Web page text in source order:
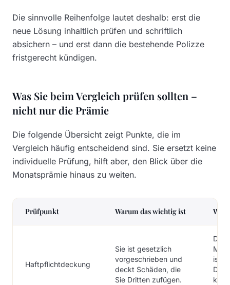
Die sinnvolle Reihenfolge lautet deshalb: erst die
neue Lösung inhaltlich prüfen und schriftlich
absichern – und erst dann die bestehende Polizze
fristgerecht kündigen.
Was Sie beim Vergleich prüfen sollten –
nicht nur die Prämie
Die folgende Übersicht zeigt Punkte, die im
Vergleich häufig entscheidend sind. Sie ersetzt keine
individuelle Prüfung, hilft aber, den Blick über die
Monatsprämie hinaus zu weiten.
Prüfpunkt Warum das wichtig ist Was
Haftpflichtdeckung
Sie ist gesetzlich
vorgeschrieben und
deckt Schäden, die
Sie Dritten zufügen.
Die
ist